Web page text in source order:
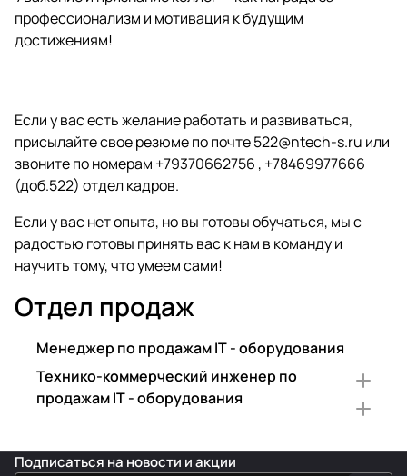
профессионализм и мотивация к будущим
достижениям!
Если у вас есть желание работать и развиваться,
присылайте свое резюме по почте 522@ntech-s.ru или
звоните по номерам +79370662756 , +78469977666
(доб.522) отдел кадров.
Если у вас нет опыта, но вы готовы обучаться, мы с
радостью готовы принять вас к нам в команду и
научить тому, что умеем сами!
Отдел продаж
Менеджер по продажам IT - оборудования
Технико-коммерческий инженер по
продажам IT - оборудования
Подписаться на новости и акции